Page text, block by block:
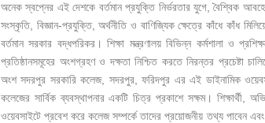
অনেক স্বপ্নের এই দেশকে বর্তমান প্রযুক্তি নির্ভরতার যুগে, বৈশ্বিক আবহে
সংস্কৃতি, বিজ্ঞান-প্রযুক্তি, অর্থনীতি ও বাণিজ্যিক ক্ষেত্রে কাঁধে কাঁধ
বর্তমান সরকার বদ্ধপরিকর। শিক্ষা মন্ত্রণালয় বিভিন্ন কর্মশালা ও
প্রতিষ্ঠানসমূহের অংশগ্রহণ ও দক্ষতা নিশ্চিত করতে নিরন্তর প্রচেষ্টা
অংশ সদরপুর সরকারি কলেজ, সদরপুর, ফরিদপুর এর এই ডাইনামিক
কলেজের সার্বিক ব্যবস্থাপনার একটি চিত্র প্রকাশে সক্ষম। শিক্ষার্থী,
ওয়েবসাইটে প্রবেশ করে কলেজ সম্পর্কে তাদের প্রয়োজনীয় তথ্য পাবেন